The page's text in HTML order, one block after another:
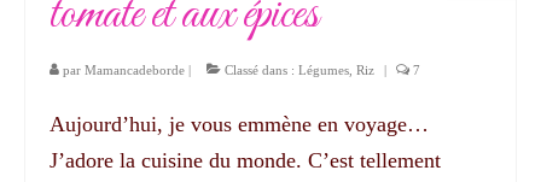
tomate et aux épices
par Mamancadeborde | Classé dans : Légumes Riz | 7
Aujourd’hui, je vous emmène en voyage…
J’adore la cuisine du monde. C’est tellement